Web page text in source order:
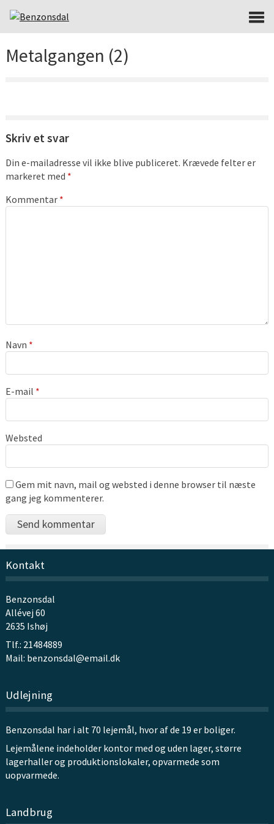
Metalgangen (2)
Skriv et svar
Din e-mailadresse vil ikke blive publiceret. Krævede felter er
markeret med *
Kommentar *
Navn *
E-mail *
Websted
Gem mit navn, mail og websted i denne browser til næste
gang jeg kommenterer.
Kontakt
Benzonsdal
Allévej 60
2635 Ishøj
Tlf.: 21484889
Mail: benzonsdal@email.dk
Udlejning
Benzonsdal har i alt 70 lejemål, hvor af de 19 er boliger.
Lejemålene indeholder kontor med og uden lager, større
lagerhaller og produktionslokaler, opvarmede som
uopvarmede.
Landbrug